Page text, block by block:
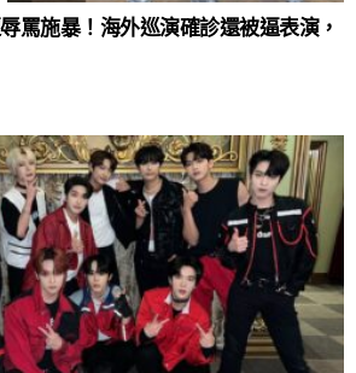
罵施暴！海外巡演確診還被逼表演，